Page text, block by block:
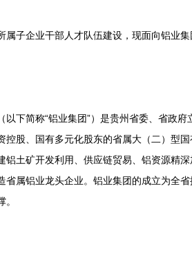
子企业干部人才队伍建设，现面向铝业集
简称“铝业集团”）是贵州省委、省政府
控股、国有多元化股东的省属大（二）型
铝土矿开发利用、供应链贸易、铝资源精
省属铝业龙头企业。铝业集团的成立为全